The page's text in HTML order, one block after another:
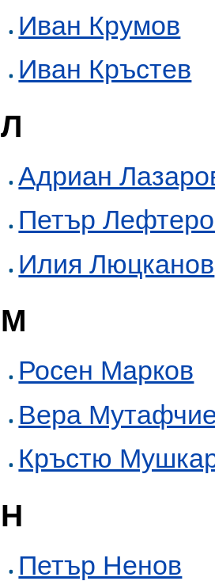
Иван Крумов
Иван Кръстев
Л
Адриан
Петър
Илия Люцканов
М
Росен Марков
Вера
Кръстю
Н
Петър Ненов